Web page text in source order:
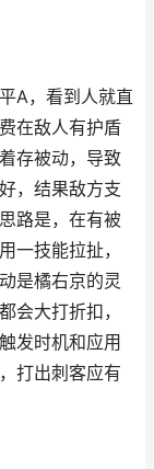
A，看到人就直
在敌人有护盾
存被动，导致
，结果敌方支
路是，在有被
一技能拉扯，
是橘右京的灵
会大打折扣，
发时机和应用
打出刺客应有